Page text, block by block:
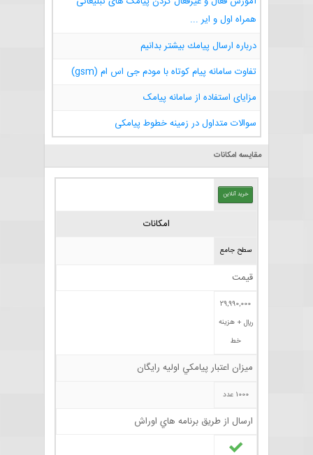
همراه اول و ایر ...
درباره ارسال پيامك بيشتر بدانيم
تفاوت سامانه پیام کوتاه با مودم جی اس ام (gsm)
مزایای استفاده از سامانه پیامک
سوالات متداول در زمینه خطوط پیامکی
مقایسه امکانات
خرید آنلاین
امکانات
سطح جامع
قيمت
29,990,000
ريال + هزينه
خط
ميزان اعتبار پيامکي اوليه رايگان
1000 عدد
ارسال از طريق برنامه هاي اوراش